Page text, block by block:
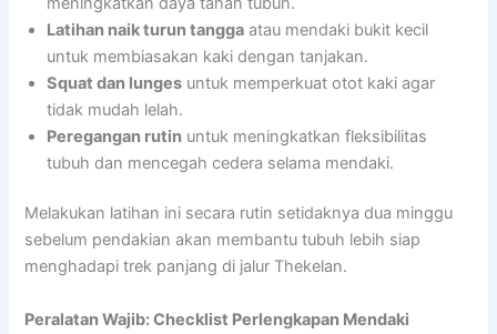
Latihan naik turun tangga atau mendaki bukit kecil
untuk membiasakan kaki dengan tanjakan.
Squat dan lunges untuk memperkuat otot kaki agar
tidak mudah lelah.
Peregangan rutin untuk meningkatkan fleksibilitas
tubuh dan mencegah cedera selama mendaki.
Melakukan latihan ini secara rutin setidaknya dua minggu
sebelum pendakian akan membantu tubuh lebih siap
menghadapi trek panjang di jalur Thekelan.
Peralatan Wajib: Checklist Perlengkapan Mendaki